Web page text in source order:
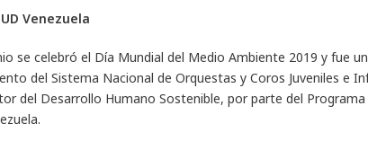
Venezuela
se celebró el Día Mundial del Medio Ambiente 2019 y fue
del Sistema Nacional de Orquestas y Coros Juveniles e
del Desarrollo Humano Sostenible, por parte del Programa